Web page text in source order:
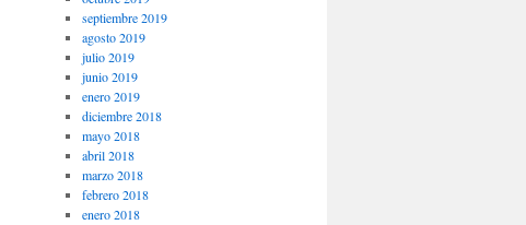
septiembre 2019
agosto 2019
julio 2019
junio 2019
enero 2019
diciembre 2018
mayo 2018
abril 2018
marzo 2018
febrero 2018
enero 2018